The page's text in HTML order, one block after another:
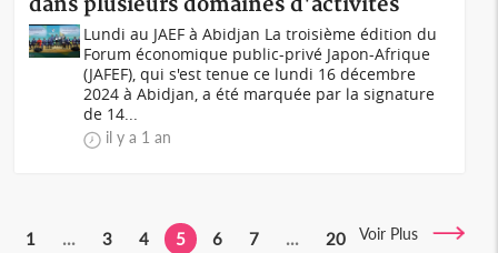
Lundi au JAEF à Abidjan La troisième édition du
Forum économique public-privé Japon-Afrique
(JAFEF), qui s'est tenue ce lundi 16 décembre
2024 à Abidjan, a été marquée par la signature
de 14...
il y a 1 an
1 ... 3 4 5 6 7 ... 20 Voir Plus